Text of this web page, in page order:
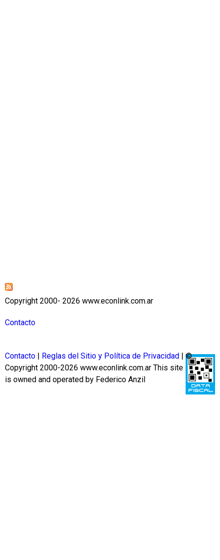
Copyright 2000- 2026 www.econlink.com.ar
Contacto
Contacto Reglas del Sitio y Política de Privacidad
| ©
Copyright 2000-2026 www.econlink.com.ar This site
is owned and operated by Federico Anzil